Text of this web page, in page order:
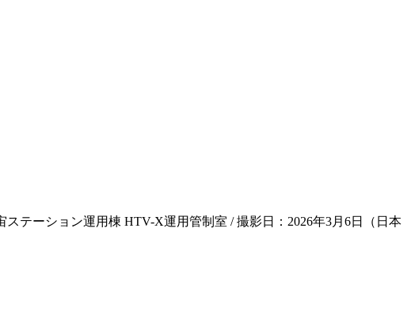
テーション運用棟 HTV-X運用管制室 / 撮影日：2026年3月6日（日本